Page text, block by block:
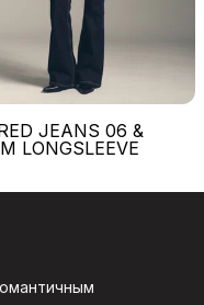
JEANS 06 &
LONGSLEEVE